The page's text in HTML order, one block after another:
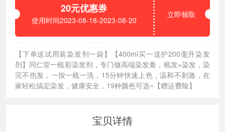
20元优惠券
使用时间2023-08-18-2023-08-20
立即领取
【下单送试用装染发剂一袋】【400ml买一送护200毫升染发
剂】同仁堂一梳彩染发剂，专门做高端染发膏，梳发=染发，染
完不伤发，一按一梳一洗，15分钟快速上色，温和不刺激，在
家轻松搞定染发，健康安全，19种颜色可选~【赠运费险】
宝贝详情